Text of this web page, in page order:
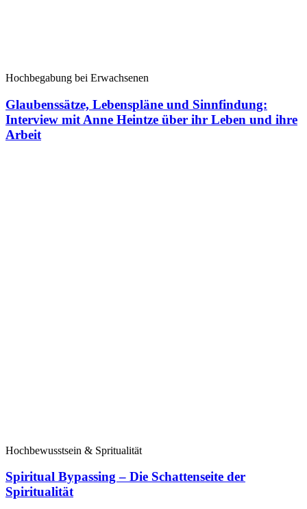
Hochbegabung bei Erwachsenen
Glaubenssätze, Lebenspläne und Sinnfindung:
Interview mit Anne Heintze über ihr Leben und ihre
Arbeit
Hochbewusstsein & Spritualität
Spiritual Bypassing – Die Schattenseite der
Spiritualität